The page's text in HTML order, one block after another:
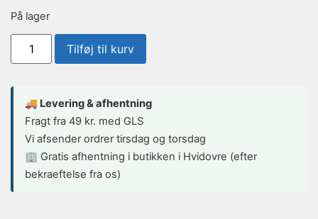
På lager
Tilføj til kurv
🚚 Levering & afhentning
Fragt fra 49 kr. med GLS
Vi afsender ordrer tirsdag og torsdag
🏢 Gratis afhentning i butikken i Hvidovre (efter
bekraeftelse fra os)